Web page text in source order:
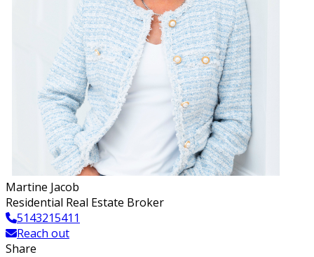
Martine Jacob
Residential Real Estate Broker
5143215411
Reach out
Share